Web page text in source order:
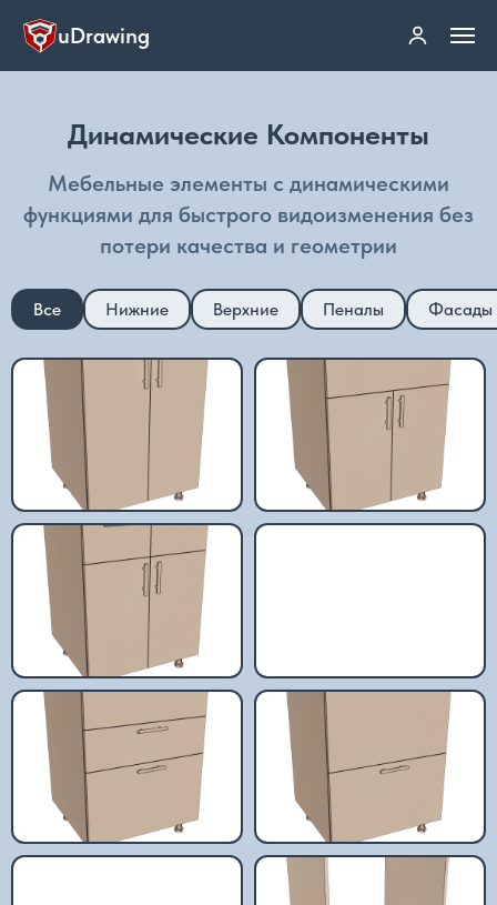
uDrawing
Динамические Компоненты
Мебельные элементы с динамическими
функциями для быстрого видоизменения без
потери качества и геометрии
Все Нижние Верхние Пеналы Фасады